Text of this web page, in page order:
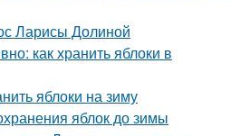
Ларисы Долиной
как хранить яблоки в
яблоки на зиму
яблок до зимы